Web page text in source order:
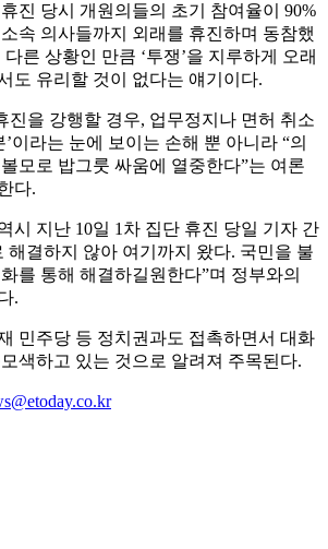
진 당시 개원의들의 초기 참여율이 90%
속 의사들까지 외래를 휴진하며 동참했
른 상황인 만큼 ‘투쟁’을 지루하게 오래
도 유리할 것이 없다는 얘기이다.
을 강행할 경우, 업무정지나 면허 취소
이라는 눈에 보이는 손해 뿐 아니라 “의
모로 밥그룻 싸움에 열중한다”는 여론
다.
시 지난 10일 1차 집단 휴진 당일 기자 간
해결하지 않아 여기까지 왔다. 국민을 불
를 통해 해결하길원한다”며 정부와의
.
민주당 등 정치권과도 접촉하면서 대화
색하고 있는 것으로 알려져 주목된다.